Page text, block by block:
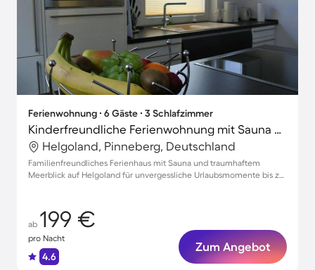
Ferienwohnung ∙ 6 Gäste ∙ 3 Schlafzimmer
Kinderfreundliche Ferienwohnung mit Sauna und Terrasse | Seeblick | Neben dem Strand
Helgoland, Pinneberg, Deutschland
Familienfreundliches Ferienhaus mit Sauna und traumhaftem
Meerblick auf Helgoland für unvergessliche Urlaubsmomente bis zu
ab 199 €
pro Nacht
4.6
Zum Angebot